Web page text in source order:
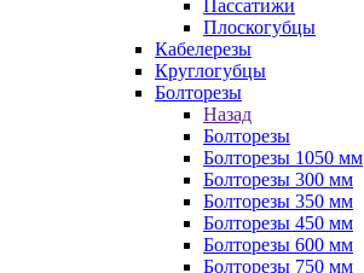
Пассатижи
Плоскогубцы
Кабелерезы
Круглогубцы
Болторезы
Назад
Болторезы
Болторезы 1050 мм
Болторезы 300 мм
Болторезы 350 мм
Болторезы 450 мм
Болторезы 600 мм
Болторезы 750 мм